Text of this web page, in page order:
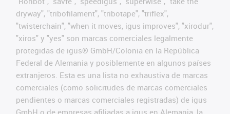
dryway", "tribofilament", "tribotape", "triflex",
"twisterchain", "when it moves, igus improves", "xirodur",
"xiros" y "yes" son marcas comerciales legalmente
protegidas de igus® GmbH/Colonia en la República
Federal de Alemania y posiblemente en algunos países
extranjeros. Esta es una lista no exhaustiva de marcas
comerciales (como solicitudes de marcas comerciales
pendientes o marcas comerciales registradas) de igus
GmbH o de empresas afiliadas a igus en Alemania, la